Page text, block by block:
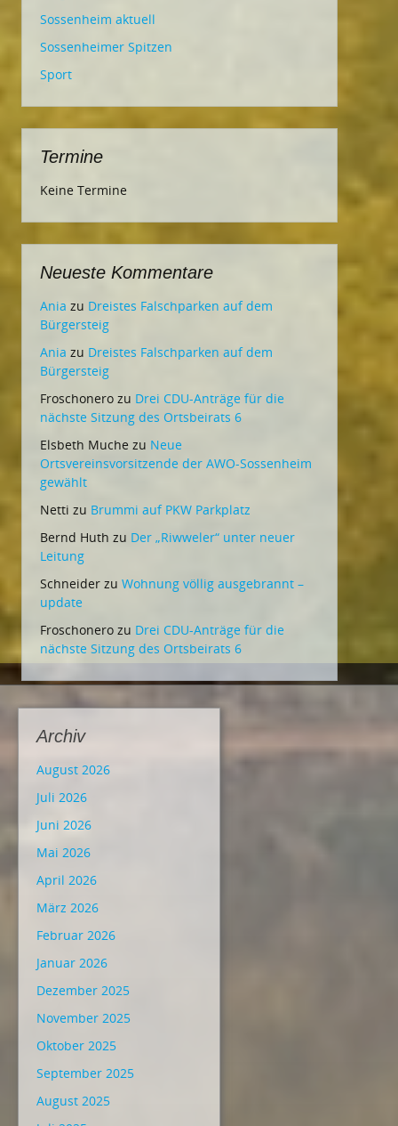
Sossenheim aktuell
Sossenheimer Spitzen
Sport
Termine
Keine Termine
Neueste Kommentare
Ania zu Dreistes Falschparken auf dem
Bürgersteig
Ania zu Dreistes Falschparken auf dem
Bürgersteig
Froschonero zu Drei CDU-Anträge für die
nächste Sitzung des Ortsbeirats 6
Elsbeth Muche zu Neue
Ortsvereinsvorsitzende der AWO-Sossenheim
gewählt
Netti zu Brummi auf PKW Parkplatz
Bernd Huth zu Der „Riwweler“ unter neuer
Leitung
Schneider zu Wohnung völlig ausgebrannt –
update
Froschonero zu Drei CDU-Anträge für die
nächste Sitzung des Ortsbeirats 6
Archiv
August 2026
Juli 2026
Juni 2026
Mai 2026
April 2026
März 2026
Februar 2026
Januar 2026
Dezember 2025
November 2025
Oktober 2025
September 2025
August 2025